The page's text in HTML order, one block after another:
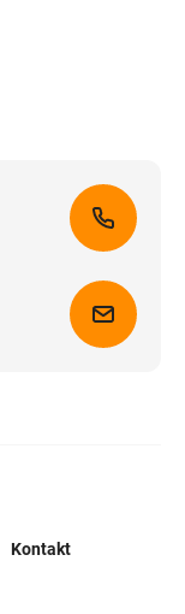
Kontakt